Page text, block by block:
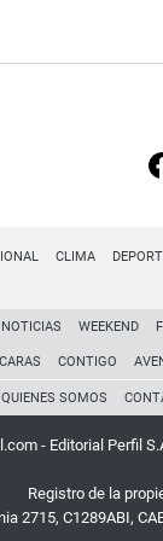
CLIMA
NOTICIAS WEEKEND
CARAS CONTIGO
QUIENES SOMOS
- Editorial Perfil
Registro de la
2715, C1289ABI,